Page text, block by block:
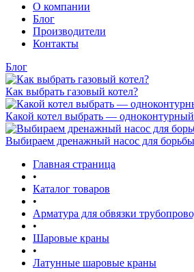
О компании
Блог
Производители
Контакты
Блог
Как выбрать газовый котел?
Какой котел выбрать —
Выбираем дренажный насос для
Главная страница
•
Каталог товаров
•
Арматура для обвязки
•
Шаровые краны
•
Латунные шаровые краны